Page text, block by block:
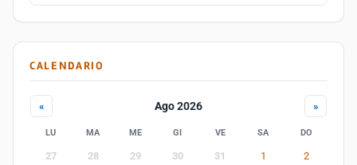
CALENDARIO
« Ago 2026 »
LU MA ME GI VE SA DO
27 28 29 30 31 1 2